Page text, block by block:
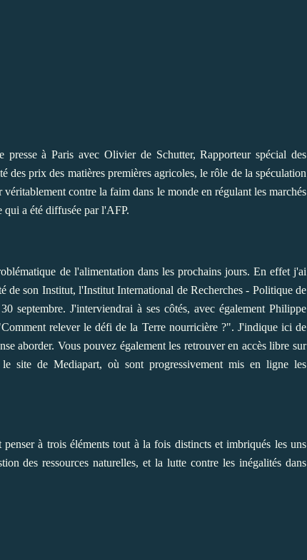
à Paris avec Olivier de Schutter, Rapporteur spécial des
prix des matières premières agricoles, le rôle de la spéculation
contre la faim dans le monde en régulant les marchés
qui a été diffusée par l'AFP.
de l'alimentation dans les prochains jours. En effet j'ai
son Institut, l'Institut International de Recherches - Politique de
septembre. J'interviendrai à ses côtés, avec également Philippe
relever le défi de la Terre nourricière ?". J'indique ici de
aborder. Vous pouvez également les retrouver en accès libre sur
site de Mediapart, où sont progressivement mis en ligne les
à trois éléments tout à la fois distincts et imbriqués les uns
des ressources naturelles, et la lutte contre les inégalités dans